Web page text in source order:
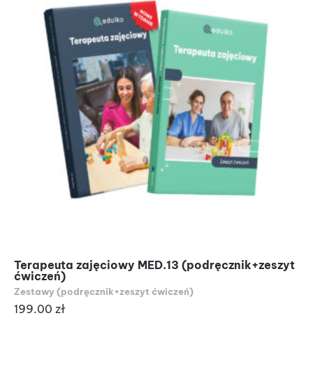
Terapeuta zajęciowy MED.13 (podręcznik+zeszyt
ćwiczeń)
Zestawy (podręcznik+zeszyt ćwiczeń)
199.00 zł